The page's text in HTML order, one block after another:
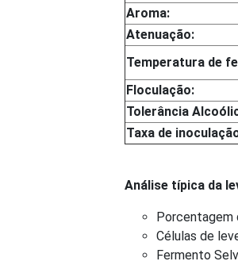
Aroma:
Atenuação:
Temperatura de
Floculação:
Tolerância
Taxa de
Análise típica da
Porcentagem
Células de
Fermento